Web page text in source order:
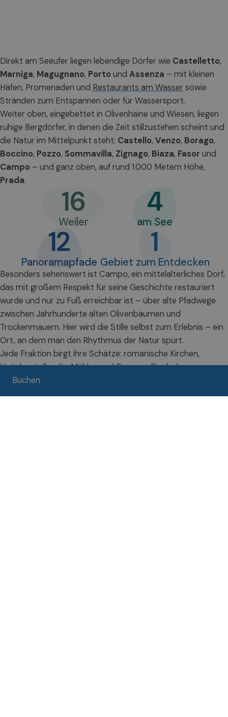
Buchen
Direkt am Seeufer liegen lebendige Dörfer wie Castelletto,
Marniga, Magugnano, Porto und Assenza – mit kleinen
Häfen, Promenaden und Restaurants am Wasser sowie
Stränden zum Entspannen oder für Wassersport.
Weiter oben, eingebettet in Olivenhaine und Wiesen, liegen
ruhige Bergdörfer, in denen die Zeit stillzustehen scheint und
die Natur im Mittelpunkt steht: Castello,Venzo, Borago,
Boccino, Pozzo, Sommavilla, Zignago, Biaza, Fasor und
Campo – und ganz oben, auf rund 1.000 Metern Höhe,
Prada.
16
Weiler
4
am See
12
Panoramapfade
1
Gebiet zum Entdecken
Besonders sehenswert ist Campo, ein mittelalterliches Dorf,
das mit großem Respekt für seine Geschichte restauriert
wurde und nur zu Fuß erreichbar ist – über alte Pfadwege
zwischen Jahrhunderte alten Olivenbäumen und
Trockenmauern. Hier wird die Stille selbst zum Erlebnis – ein
Ort, an dem man den Rhythmus der Natur spürt.
Jede Fraktion birgt ihre Schätze: romanische Kirchen,
Votivkapitelle, alte Mühlen und Brunnen. Doch das
Besondere an Brenzone ist das Ganze – ein offenes Gebiet,